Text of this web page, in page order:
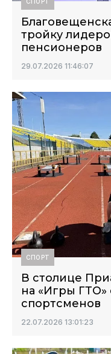
тройку
пенсионеров
29.07.2026 11:46:07
СПОРТ
В столице
на «Игры
спортсменов
22.07.2026 13:01:23